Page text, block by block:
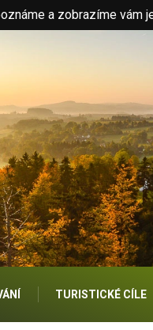
a zobrazíme vám
TURISTICKÉ CÍLE